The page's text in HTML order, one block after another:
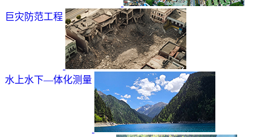
巨灾防范工程
水上水下—体化测量